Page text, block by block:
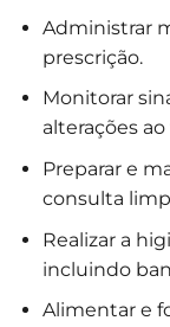
Administrar
prescrição.
Monitorar
alterações
Preparar e
consulta
Realizar a
incluindo
Alimentar e